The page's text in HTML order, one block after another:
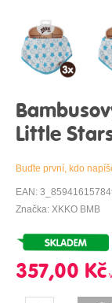
Little
Buďte první, kdo
EAN:
Značka: XKKO BMB
357,00 Kč